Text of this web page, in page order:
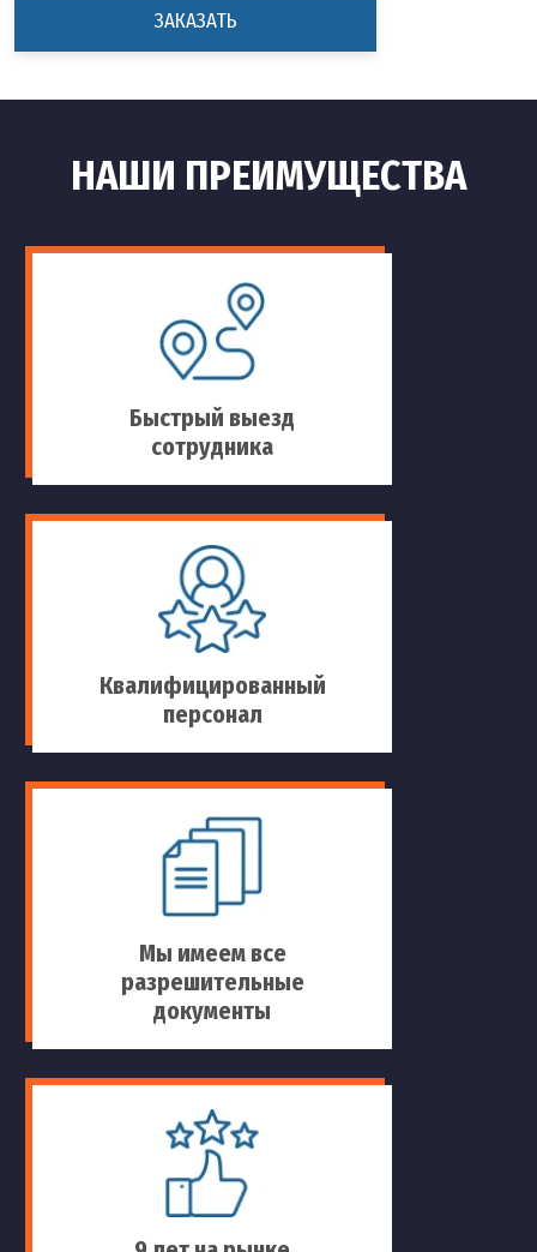
ЗАКАЗАТЬ
НАШИ ПРЕИМУЩЕСТВА
Быстрый выезд
сотрудника
Квалифицированный
персонал
Мы имеем все
разрешительные
документы